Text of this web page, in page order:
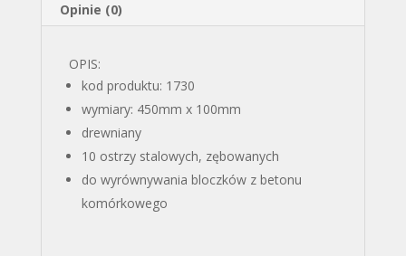
Opinie (0)
OPIS:
kod produktu: 1730
wymiary: 450mm x 100mm
drewniany
10 ostrzy stalowych, zębowanych
do wyrównywania bloczków z betonu
komórkowego